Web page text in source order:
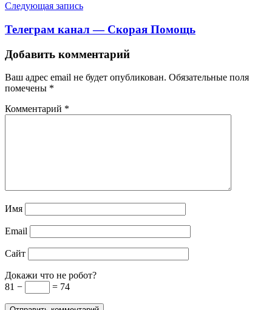
Следующая запись
Телеграм канал — Скорая Помощь
Добавить комментарий
Ваш адрес email не будет опубликован. Обязательные поля
помечены *
Комментарий *
Имя
Email
Сайт
Докажи что не робот?
81 −
= 74